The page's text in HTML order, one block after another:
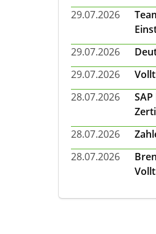
29.07.2026
29.07.2026
29.07.2026
28.07.2026
28.07.2026
28.07.2026